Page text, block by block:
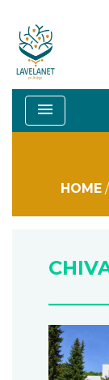
menu
HOME /